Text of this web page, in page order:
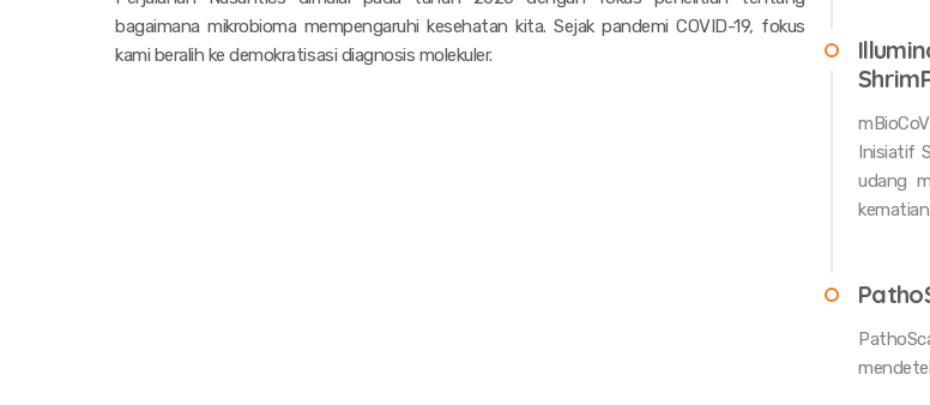
bagaimana mikrobioma mempengaruhi kesehatan kita. Sejak pandemi COVID-19, fokus
kami beralih ke demokratisasi diagnosis molekuler.
Inisiatif
udang
kematian.